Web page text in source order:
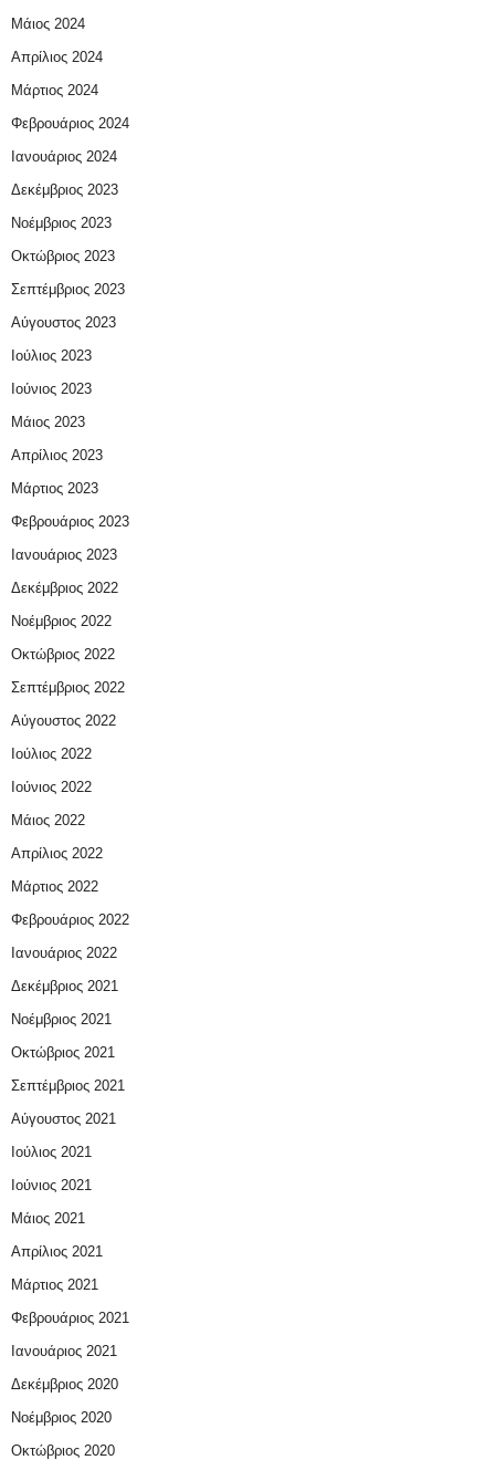
Μάιος 2024
Απρίλιος 2024
Μάρτιος 2024
Φεβρουάριος 2024
Ιανουάριος 2024
Δεκέμβριος 2023
Νοέμβριος 2023
Οκτώβριος 2023
Σεπτέμβριος 2023
Αύγουστος 2023
Ιούλιος 2023
Ιούνιος 2023
Μάιος 2023
Απρίλιος 2023
Μάρτιος 2023
Φεβρουάριος 2023
Ιανουάριος 2023
Δεκέμβριος 2022
Νοέμβριος 2022
Οκτώβριος 2022
Σεπτέμβριος 2022
Αύγουστος 2022
Ιούλιος 2022
Ιούνιος 2022
Μάιος 2022
Απρίλιος 2022
Μάρτιος 2022
Φεβρουάριος 2022
Ιανουάριος 2022
Δεκέμβριος 2021
Νοέμβριος 2021
Οκτώβριος 2021
Σεπτέμβριος 2021
Αύγουστος 2021
Ιούλιος 2021
Ιούνιος 2021
Μάιος 2021
Απρίλιος 2021
Μάρτιος 2021
Φεβρουάριος 2021
Ιανουάριος 2021
Δεκέμβριος 2020
Νοέμβριος 2020
Οκτώβριος 2020